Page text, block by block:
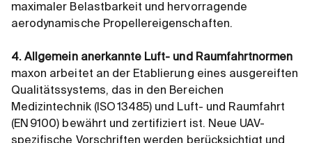
maximaler Belastbarkeit und hervorragende
aerodynamische Propellereigenschaften.
4. Allgemein anerkannte Luft- und Raumfahrtnormen
maxon arbeitet an der Etablierung eines ausgereiften
Qualitätssystems, das in den Bereichen
Medizintechnik (ISO 13485) und Luft- und Raumfahrt
(EN 9100) bewährt und zertifiziert ist. Neue UAV-
spezifische Vorschriften werden berücksichtigt und